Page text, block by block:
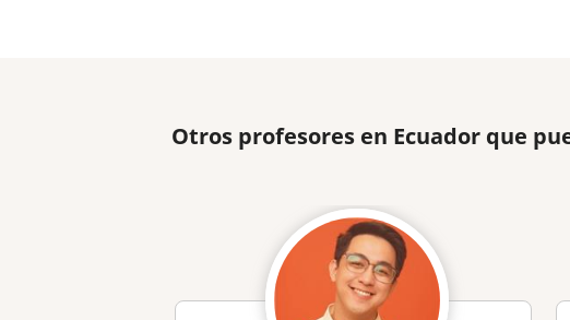
Otros profesores en Ecuador que